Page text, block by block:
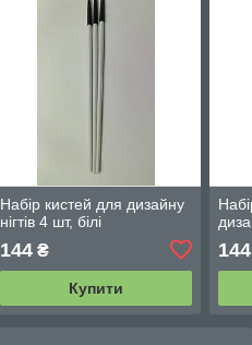
Набір кистей для дизайну
нігтів 4 шт, білі
144₴
Купити
144